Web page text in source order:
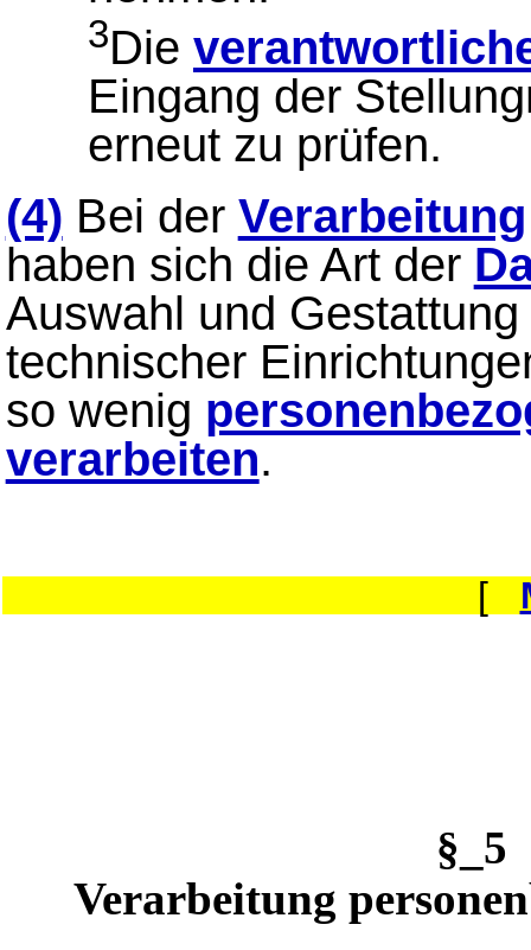
3Die
Eingang der
erneut zu prüfen.
(4) Bei der Verarbeitung
haben sich die Art der
Auswahl und
technischer
so wenig
verarbeiten.
[
Verarbeitung